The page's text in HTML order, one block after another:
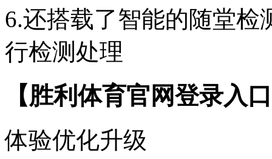
6.还搭载了智能的随堂
行检测处理
【胜利体育官网登录入
体验优化升级